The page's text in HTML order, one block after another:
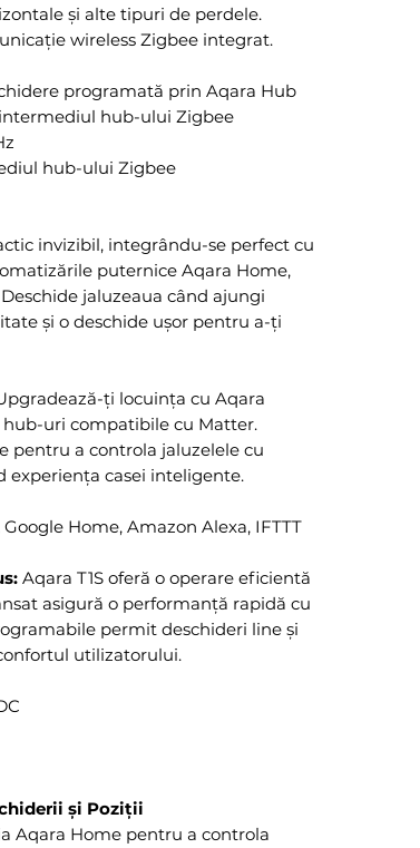
și alte tipuri de perdele.
wireless Zigbee integrat.
programată prin Aqara Hub
hub-ului Zigbee
hub-ului Zigbee
invizibil, integrându-se perfect cu
puternice Aqara Home,
jaluzeaua când ajungi
și o deschide ușor pentru a-ți
ți locuința cu Aqara
hub-uri compatibile cu Matter.
pentru a controla jaluzelele cu
experiența casei inteligente.
Home, Amazon Alexa, IFTTT
Aqara T1S oferă o operare eficientă
asigură o performanță rapidă cu
permit deschideri line și
utilizatorului.
și Poziții
Aqara Home pentru a controla